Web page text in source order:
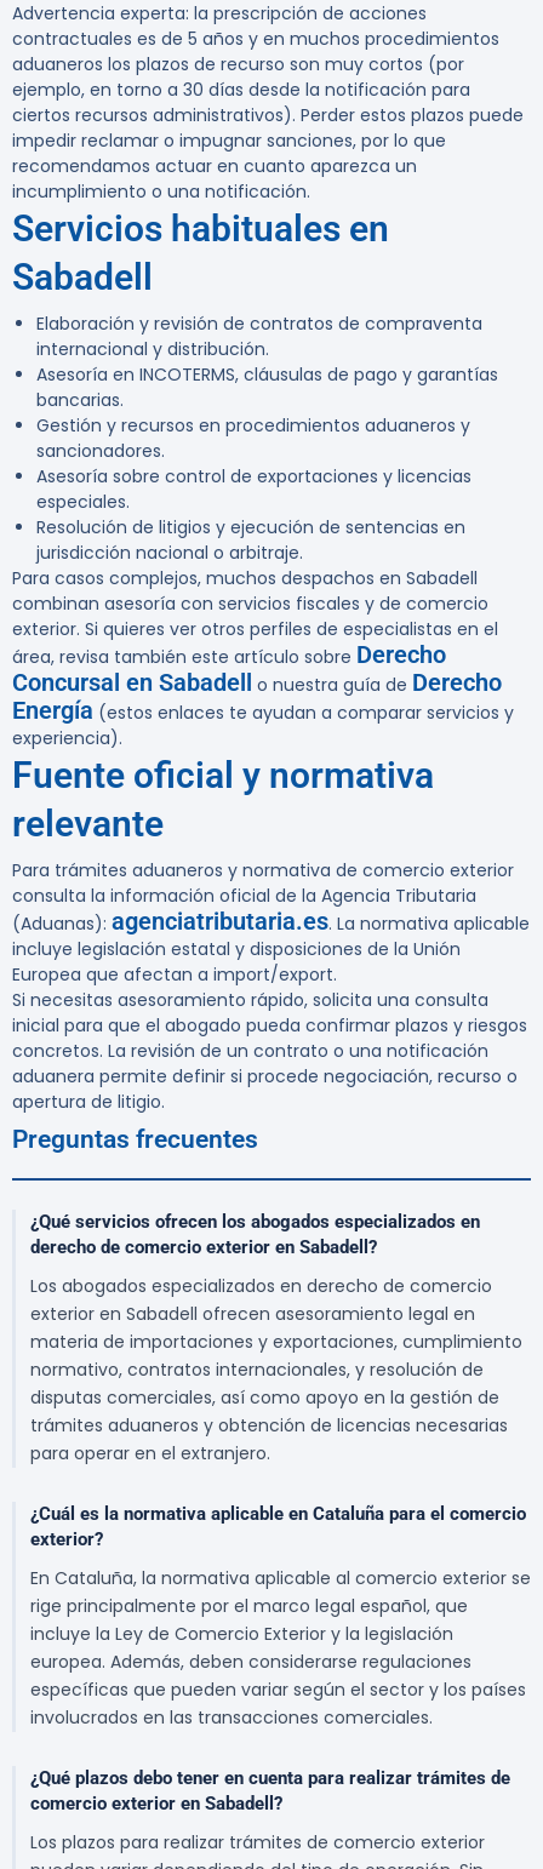
Advertencia experta: la prescripción de acciones
contractuales es de 5 años y en muchos procedimientos
aduaneros los plazos de recurso son muy cortos (por
ejemplo, en torno a 30 días desde la notificación para
ciertos recursos administrativos). Perder estos plazos puede
impedir reclamar o impugnar sanciones, por lo que
recomendamos actuar en cuanto aparezca un
incumplimiento o una notificación.
Servicios habituales en
Sabadell
Elaboración y revisión de contratos de compraventa
internacional y distribución.
Asesoría en INCOTERMS, cláusulas de pago y garantías
bancarias.
Gestión y recursos en procedimientos aduaneros y
sancionadores.
Asesoría sobre control de exportaciones y licencias
especiales.
Resolución de litigios y ejecución de sentencias en
jurisdicción nacional o arbitraje.
Para casos complejos, muchos despachos en Sabadell
combinan asesoría con servicios fiscales y de comercio
exterior. Si quieres ver otros perfiles de especialistas en el
área, revisa también este artículo sobre Derecho
Concursal en Sabadell o nuestra guía de Derecho
Energía (estos enlaces te ayudan a comparar servicios y
experiencia).
Fuente oficial y normativa
relevante
Para trámites aduaneros y normativa de comercio exterior
consulta la información oficial de la Agencia Tributaria
(Aduanas): agenciatributaria.es. La normativa aplicable
incluye legislación estatal y disposiciones de la Unión
Europea que afectan a import/export.
Si necesitas asesoramiento rápido, solicita una consulta
inicial para que el abogado pueda confirmar plazos y riesgos
concretos. La revisión de un contrato o una notificación
aduanera permite definir si procede negociación, recurso o
apertura de litigio.
Preguntas frecuentes
¿Qué servicios ofrecen los abogados especializados en
derecho de comercio exterior en Sabadell?
Los abogados especializados en derecho de comercio
exterior en Sabadell ofrecen asesoramiento legal en
materia de importaciones y exportaciones, cumplimiento
normativo, contratos internacionales, y resolución de
disputas comerciales, así como apoyo en la gestión de
trámites aduaneros y obtención de licencias necesarias
para operar en el extranjero.
¿Cuál es la normativa aplicable en Cataluña para el comercio
exterior?
En Cataluña, la normativa aplicable al comercio exterior se
rige principalmente por el marco legal español, que
incluye la Ley de Comercio Exterior y la legislación
europea. Además, deben considerarse regulaciones
específicas que pueden variar según el sector y los países
involucrados en las transacciones comerciales.
¿Qué plazos debo tener en cuenta para realizar trámites de
comercio exterior en Sabadell?
Los plazos para realizar trámites de comercio exterior